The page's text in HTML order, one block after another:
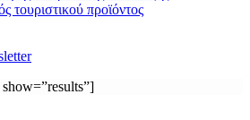
τουριστικού προϊόντος